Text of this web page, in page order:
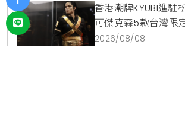
香港潮牌KYUBI進駐
可傑克森5款台灣限定
震撼登場
2026/08/08